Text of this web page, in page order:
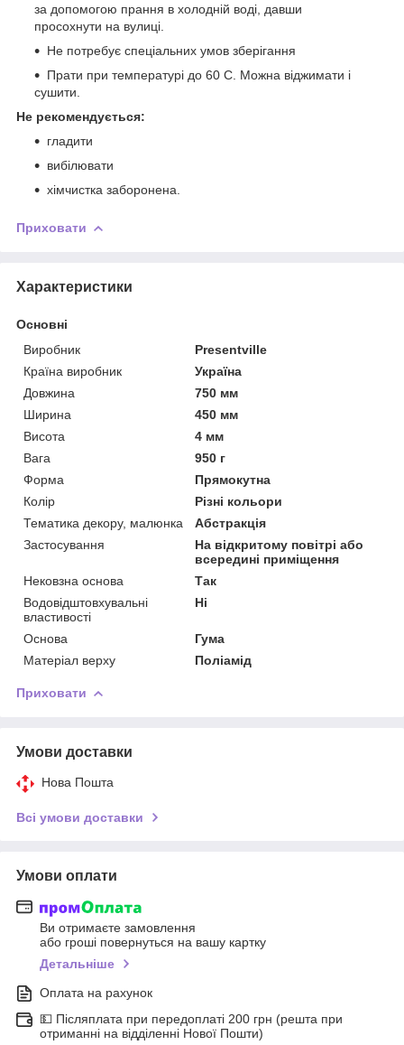
за допомогою прання в холодній воді, давши
просохнути на вулиці.
Не потребує спеціальних умов зберігання
Прати при температурі до 60 С. Можна віджимати і
сушити.
Не рекомендується:
гладити
вибілювати
хімчистка заборонена.
Приховати
Характеристики
Основні
Виробник
Presentville
Країна виробник
Україна
Довжина
750 мм
Ширина
450 мм
Висота
4 мм
Вага
950 г
Форма
Прямокутна
Колір
Різні кольори
Тематика декору, малюнка
Абстракція
Застосування
На відкритому повітрі або
всередині приміщення
Нековзна основа
Так
Водовідштовхувальні
властивості
Ні
Основа
Гума
Матеріал верху
Поліамід
Приховати
Умови доставки
Нова Пошта
Всі умови доставки
Умови оплати
Ви отримаєте замовлення
або гроші повернуться на вашу картку
Детальніше
Оплата на рахунок
💵 Післяплата при передоплаті 200 грн (решта при
отриманні на відділенні Нової Пошти)